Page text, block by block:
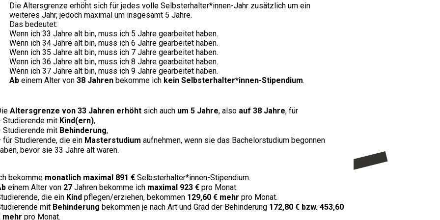
Die Altersgrenze erhöht sich für jedes volle Selbsterhalter*innen-Jahr zusätzlich um ein
weiteres Jahr, jedoch maximal um insgesamt 5 Jahre.
Das bedeutet:
Wenn ich 33 Jahre alt bin, muss ich 5 Jahre gearbeitet haben.
Wenn ich 34 Jahre alt bin, muss ich 6 Jahre gearbeitet haben.
Wenn ich 35 Jahre alt bin, muss ich 7 Jahre gearbeitet haben.
Wenn ich 36 Jahre alt bin, muss ich 8 Jahre gearbeitet haben.
Wenn ich 37 Jahre alt bin, muss ich 9 Jahre gearbeitet haben.
Ab einem Alter von38 Jahren bekomme ich kein Selbsterhalter*innen-Stipendium.
Altersgrenze von 33 Jahren erhöht sich auch um 5 Jahre, also auf 38 Jahre, für
Studierende mit Kind(ern),
Studierende mit Behinderung,
für Studierende, die ein Masterstudium aufnehmen, wenn sie das Bachelorstudium begonnen
bevor sie 33 Jahre alt waren.
bekomme monatlich maximal 891 € Selbsterhalter*innen-Stipendium.
einem Alter von 27 Jahren bekomme ich maximal 923 € pro Monat.
die ein Kind pflegen/erziehen, bekommen 129,60 € mehr pro Monat.
mit Behinderung bekommen je nach Art und Grad der Behinderung 172,80 € bzw. 453,60
mehr pro Monat.